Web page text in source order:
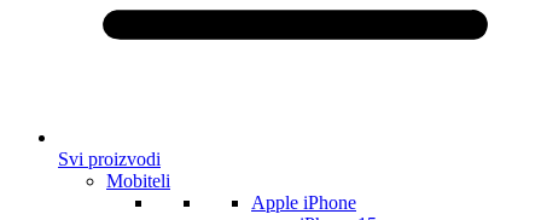
Svi proizvodi
Mobiteli
Apple iPhone